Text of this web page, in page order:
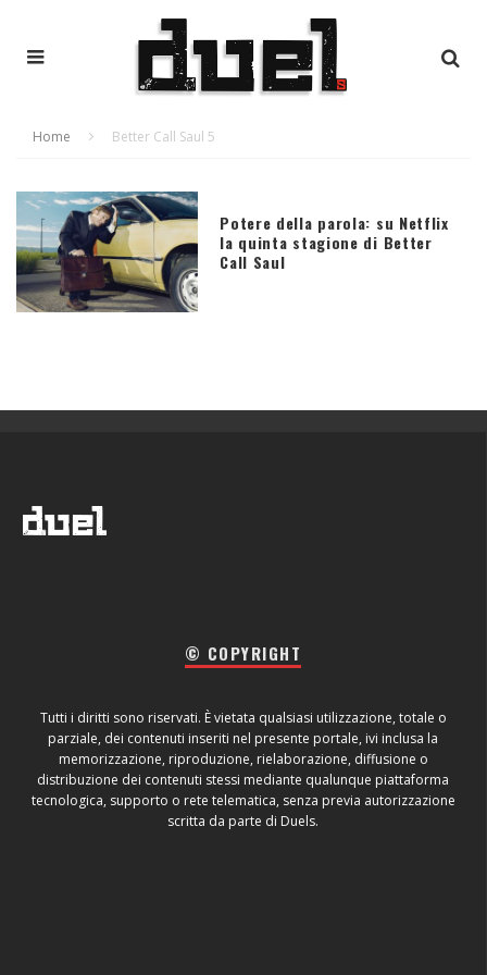
Home Better Call Saul 5
Potere della parola: su Netflix
la quinta stagione di Better
Call Saul
© COPYRIGHT
Tutti i diritti sono riservati. È vietata qualsiasi utilizzazione, totale o
parziale, dei contenuti inseriti nel presente portale, ivi inclusa la
memorizzazione, riproduzione, rielaborazione, diffusione o
distribuzione dei contenuti stessi mediante qualunque piattaforma
tecnologica, supporto o rete telematica, senza previa autorizzazione
scritta da parte di Duels.